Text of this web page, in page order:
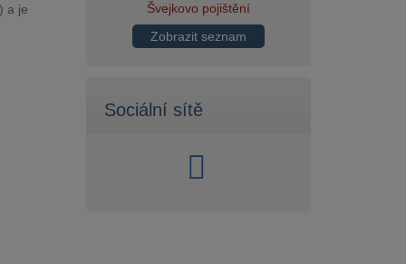
a je
Švejkovo pojištění
Zobrazit seznam
Sociální sítě